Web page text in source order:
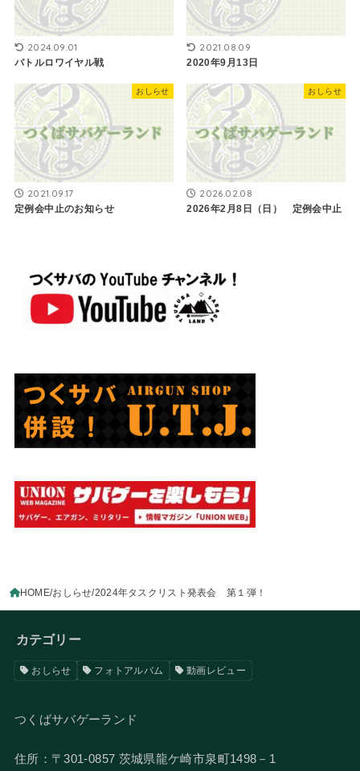
2024.09.01
バトルロワイヤル戦
2021.08.09
2020年9月13日
おしらせ
2021.09.17
定例会中止のお知らせ
おしらせ
2026.02.08
2026年2月8日（日） 定例会中止
HOME おしらせ 2024年タスクリスト発表会 第１弾！
カテゴリー
おしらせ フォトアルバム 動画レビュー
つくばサバゲーランド
住所：〒301-0857 茨城県龍ケ崎市泉町1498－1